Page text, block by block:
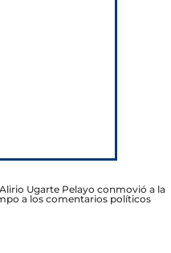
Ugarte Pelayo conmovió a la
a los comentarios políticos